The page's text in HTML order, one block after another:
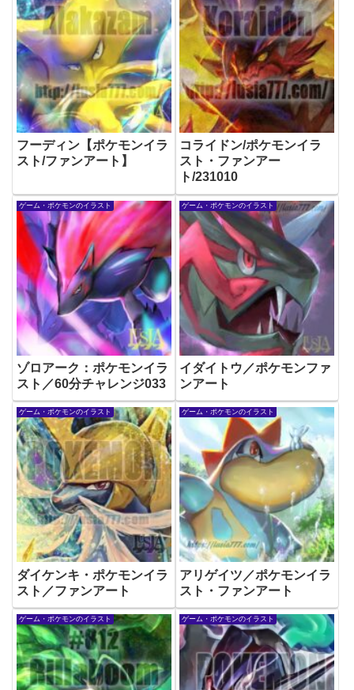
フーディン【ポケモンイラ
スト/ファンアート】
コライドン/ポケモンイラ
スト・ファンアー
ト/231010
ゲーム・ポケモンのイラスト
ゾロアーク：ポケモンイラ
スト／60分チャレンジ033
ゲーム・ポケモンのイラスト
イダイトウ／ポケモンファ
ンアート
ゲーム・ポケモンのイラスト
ダイケンキ・ポケモンイラ
スト／ファンアート
ゲーム・ポケモンのイラスト
アリゲイツ／ポケモンイラ
スト・ファンアート
ゲーム・ポケモンのイラスト ゲーム・ポケモンのイラスト